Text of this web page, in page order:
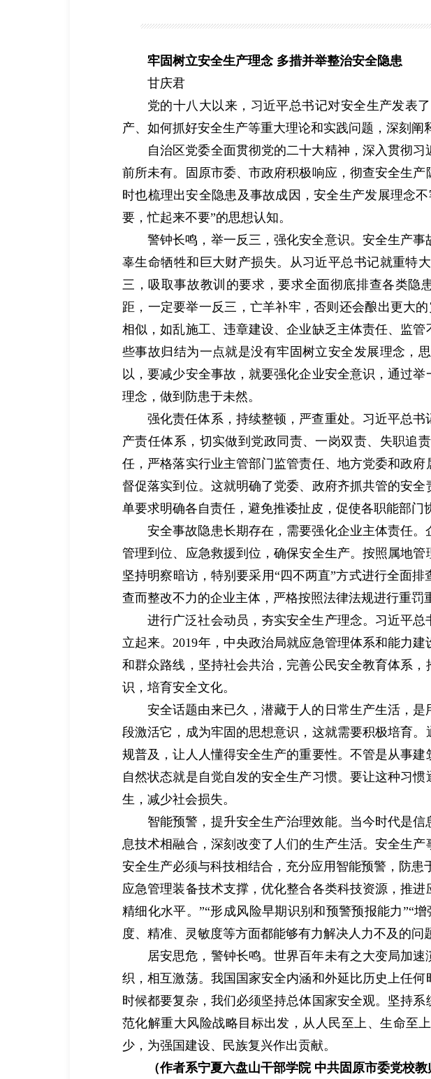
牢固树立安全生产理念 多措并举整治安全隐患
甘庆君
党的十八大以来，习近平总书记对安全生产发表
产、如何抓好安全生产等重大理论和实践问题，深刻阐
自治区党委全面贯彻党的二十大精神，深入贯彻
前所未有。固原市委、市政府积极响应，彻查安全生
时也梳理出安全隐患及事故成因，安全生产发展理念
要，忙起来不要”的思想认知。
警钟长鸣，举一反三，强化安全意识。安全生产
辜生命牺牲和巨大财产损失。从习近平总书记就重特
三，吸取事故教训的要求，要求全面彻底排查各类隐
距，一定要举一反三，亡羊补牢，否则还会酿出更大
相似，如乱施工、违章建设、企业缺乏主体责任、监
些事故归结为一点就是没有牢固树立安全发展理念，
以，要减少安全事故，就要强化企业安全意识，通过
理念，做到防患于未然。
强化责任体系，持续整顿，严查重处。习近平总
产责任体系，切实做到党政同责、一岗双责、失职追
任，严格落实行业主管部门监管责任、地方党委和政
督促落实到位。这就明确了党委、政府齐抓共管的安
单要求明确各自责任，避免推诿扯皮，促使各职能部门
安全事故隐患长期存在，需要强化企业主体责任
管理到位、应急救援到位，确保安全生产。按照属地
坚持明察暗访，特别要采用“四不两直”方式进行全面
查而整改不力的企业主体，严格按照法律法规进行重罚
进行广泛社会动员，夯实安全生产理念。习近平
立起来。2019年，中央政治局就应急管理体系和能力
和群众路线，坚持社会共治，完善公民安全教育体系
识，培育安全文化。
安全话题由来已久，潜藏于人的日常生产生活，
段激活它，成为牢固的思想意识，这就需要积极培育
规普及，让人人懂得安全生产的重要性。不管是从事
自然状态就是自觉自发的安全生产习惯。要让这种习
生，减少社会损失。
智能预警，提升安全生产治理效能。当今时代是
息技术相融合，深刻改变了人们的生产生活。安全生
安全生产必须与科技相结合，充分应用智能预警，防
应急管理装备技术支撑，优化整合各类科技资源，推
精细化水平。”“形成风险早期识别和预警预报能力”“
度、精准、灵敏度等方面都能够有力解决人力不及的问
居安思危，警钟长鸣。世界百年未有之大变局加
织，相互激荡。我国国家安全内涵和外延比历史上任
时候都要复杂，我们必须坚持总体国家安全观。坚持
范化解重大风险战略目标出发，从人民至上、生命至
少，为强国建设、民族复兴作出贡献。
（作者系宁夏六盘山干部学院 中共固原市委党校教